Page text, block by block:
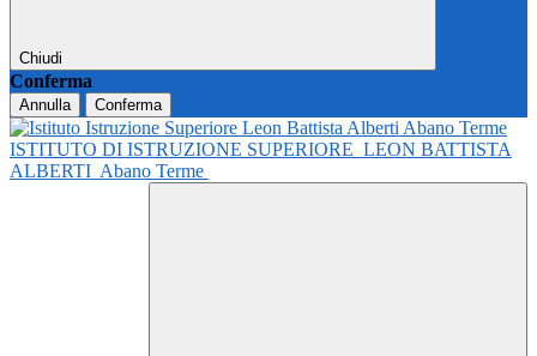
Chiudi
Conferma
Annulla Conferma
ISTITUTO DI ISTRUZIONE SUPERIORE LEON BATTISTA
ALBERTI Abano Terme